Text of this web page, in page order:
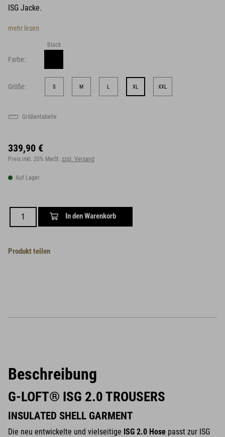
ISG Jacke.
mehr lesen
Farbe:
Black
Größe: S M L XL XXL
Größentabelle
339,90 €
Preis inkl. 20% MwSt. zzgl. Versand
Auf Lager
In den Warenkorb
Produkt teilen
Beschreibung
G-LOFT® ISG 2.0 TROUSERS
INSULATED SHELL GARMENT
Die neu entwickelte und vielseitige ISG 2.0 Hose passt zur ISG